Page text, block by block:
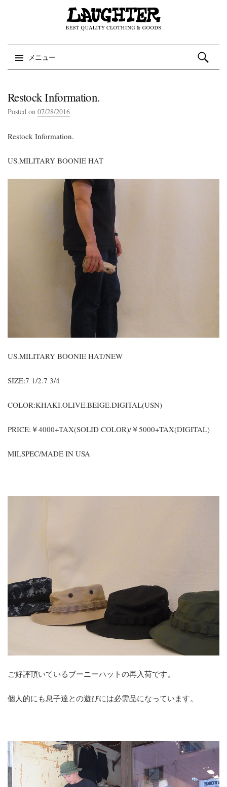
メニュー
検索:
Restock Information.
Posted on 07/28/2016
Restock Information.
US.MILITARY BOONIE HAT
US.MILITARY BOONIE HAT/NEW
SIZE:7 1/2.7 3/4
COLOR:KHAKI.OLIVE.BEIGE.DIGITAL(USN)
PRICE:￥4000+TAX(SOLID COLOR)/￥5000+TAX(DIGITAL)
MILSPEC/MADE IN USA
ご好評頂いているブーニーハットの再入荷です。
個人的にも息子達との遊びには必需品になっています。